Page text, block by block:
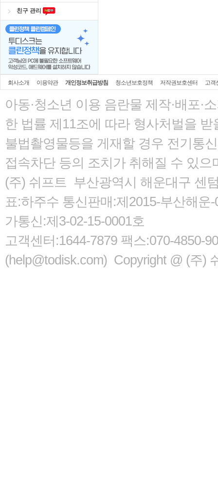
친구 관리
회사소개 이용약관 개인정보취급방침 청소년보호정책 저작권보호센터 고객
아동·청소년 이용 음란물 제작·배포·
한 법률 제11조에 따라 형사처벌을 받
불법촬영물등을 게재할 경우 전기통
접속차단 등의 조치가 취해질 수 있으
(주) 쉬프트 부산광역시 해운대구 센
표:하주수 통신판매:제2015-부산해
가통신:제3-02-15-0001호
고객센터:1644-7879 팩스:070-4850-
(help@todisk.com) Copyright @ (주)